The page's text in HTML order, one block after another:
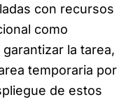
con recursos
como
la tarea,
temporaria por
de estos